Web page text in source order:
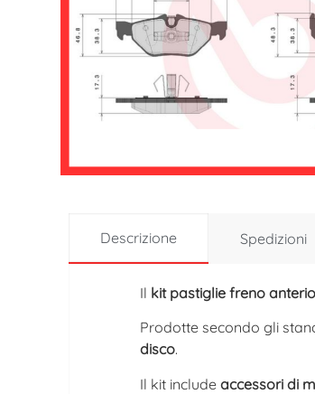
Descrizione Spedizioni
Il kit pastiglie freno
Prodotte secondo gli
disco.
Il kit include accessori di